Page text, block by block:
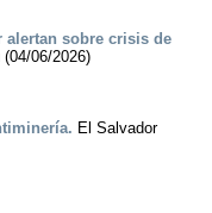
alertan sobre crisis de
(04/06/2026)
El Salvador